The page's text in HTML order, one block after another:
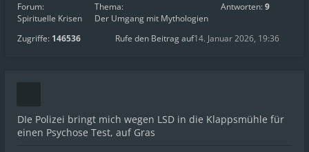
Forum:
Spirituelle Krisen
Thema:
Der Umgang mit Mythologien
Antworten:9
Zugriffe: 146536 14. Januar 2026, 19:36
Rufe den Beitrag auf
DIe Polizei bringt mich wegen LSD in die Klappsmühle für
einen Psychose Test, auf Gras